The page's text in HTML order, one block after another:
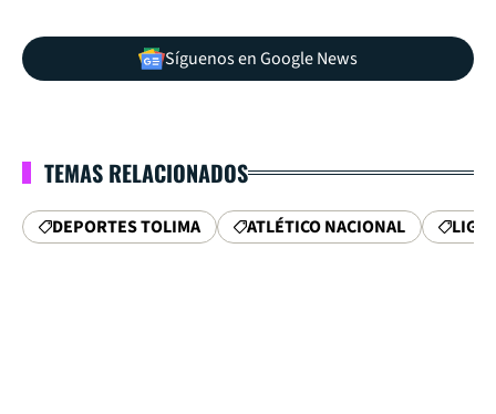
Síguenos en Google News
TEMAS RELACIONADOS
DEPORTES TOLIMA ATLÉTICO NACIONAL LIGA